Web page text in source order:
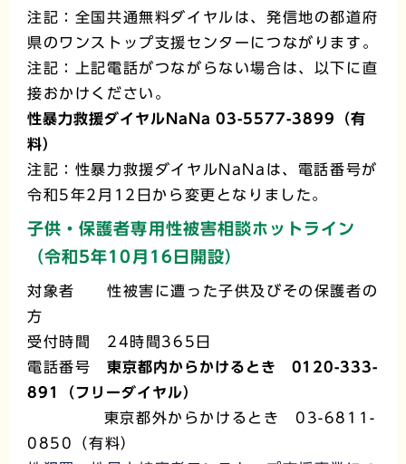
注記：全国共通無料ダイヤルは、発信地の都道府
県のワンストップ支援センターにつながります。
注記：上記電話がつながらない場合は、以下に直
接おかけください。
性暴力救援ダイヤルNaNa 03-5577-3899（有
料）
注記：性暴力救援ダイヤルNaNaは、電話番号が
令和5年2月12日から変更となりました。
子供・保護者専用性被害相談ホットライン
（令和5年10月16日開設）
対象者 性被害に遭った子供及びその保護者の
方
受付時間 24時間365日
電話番号 東京都内からかけるとき 0120-333-
891（フリーダイヤル）
東京都外からかけるとき 03-6811-
0850（有料）